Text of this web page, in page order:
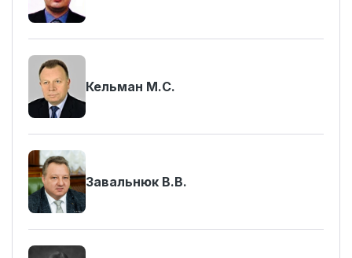
Кельман М.С.
Завальнюк В.В.